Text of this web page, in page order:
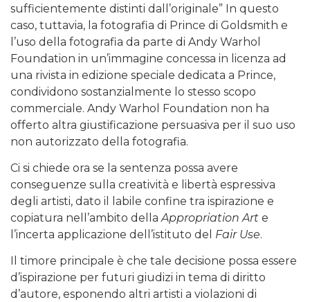
sufficientemente distinti dall’originale” In questo
caso, tuttavia, la fotografia di Prince di Goldsmith e
l’uso della fotografia da parte di Andy Warhol
Foundation in un’immagine concessa in licenza ad
una rivista in edizione speciale dedicata a Prince,
condividono sostanzialmente lo stesso scopo
commerciale. Andy Warhol Foundation non ha
offerto altra giustificazione persuasiva per il suo uso
non autorizzato della fotografia.
Ci si chiede ora se la sentenza possa avere
conseguenze sulla creatività e libertà espressiva
degli artisti, dato il labile confine tra ispirazione e
copiatura nell’ambito dellaAppropriation Art e
l’incerta applicazione dell’istituto del Fair Use.
Il timore principale è che tale decisione possa essere
d’ispirazione per futuri giudizi in tema di diritto
d’autore, esponendo altri artisti a violazioni di